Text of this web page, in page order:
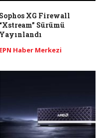
Sophos XG Firewall
“Xstream” Sürümü
Yayınlandı
EPN Haber Merkezi